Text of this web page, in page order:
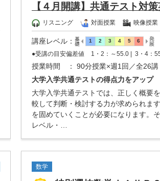
【４月開講】共通テスト対
リスニング 対面授業 映像授業
講座レベル ：
●受講の目安偏差値 1・2：～55.0 | 3・4：
授業時間
： 90分授業×週1回／全26講
大学入学共通テストの得点力をアップ
大学入学共通テストでは、正しく概要
較して判断・検討する力が求められま
を固めていくことが必要になります。
レベル・…
数学